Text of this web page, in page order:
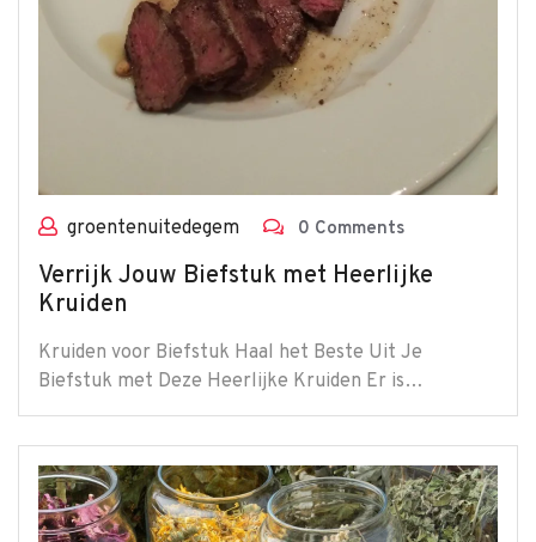
groentenuitedegem 0 Comments
Verrijk Jouw Biefstuk met Heerlijke
Kruiden
Kruiden voor Biefstuk Haal het Beste Uit Je
Biefstuk met Deze Heerlijke Kruiden Er is…